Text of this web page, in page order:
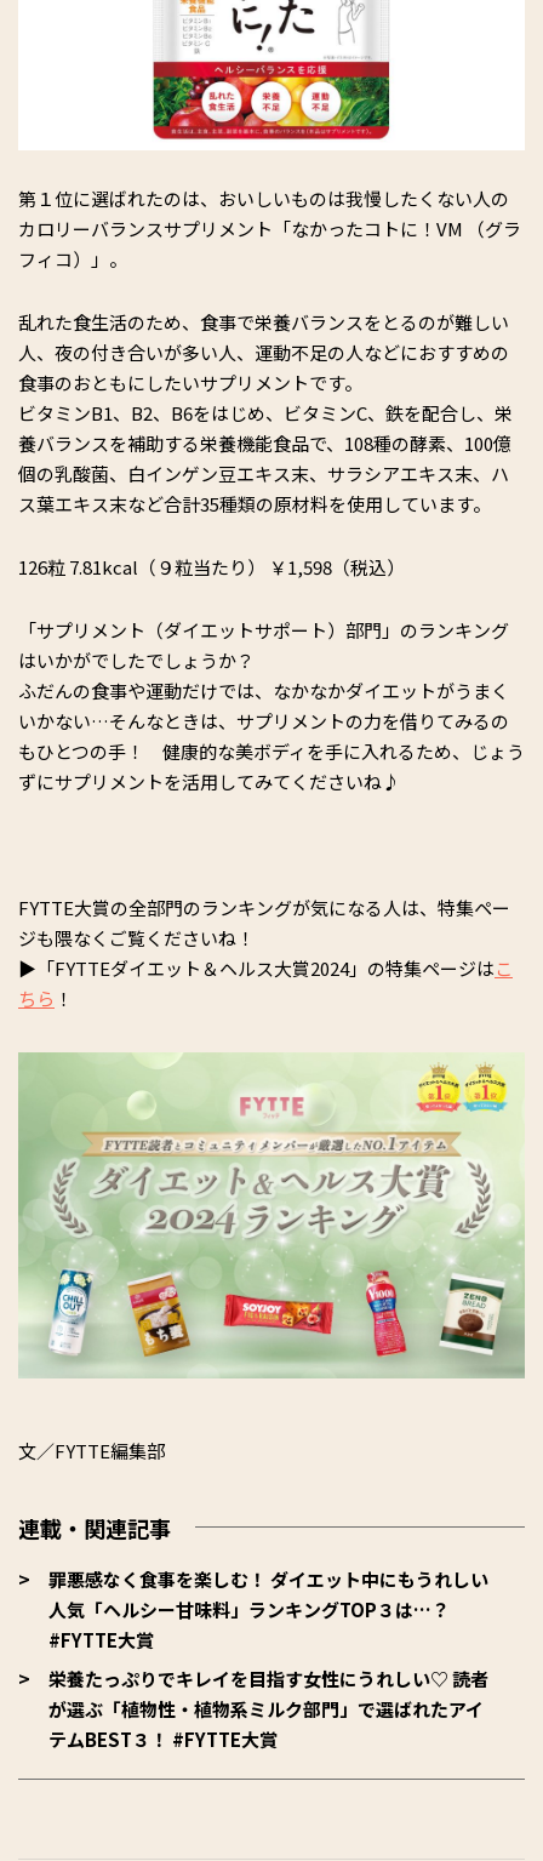
第１位に選ばれたのは、おいしいものは我慢したくない人の
カロリーバランスサプリメント「なかったコトに！VM （グラ
フィコ）」。
乱れた食生活のため、食事で栄養バランスをとるのが難しい
人、夜の付き合いが多い人、運動不足の人などにおすすめの
食事のおともにしたいサプリメントです。
ビタミンB1、B2、B6をはじめ、ビタミンC、鉄を配合し、栄
養バランスを補助する栄養機能食品で、108種の酵素、100億
個の乳酸菌、白インゲン豆エキス末、サラシアエキス末、ハ
ス葉エキス末など合計35種類の原材料を使用しています。
126粒 7.81kcal（９粒当たり） ￥1,598（税込）
「サプリメント（ダイエットサポート）部門」のランキング
はいかがでしたでしょうか？
ふだんの食事や運動だけでは、なかなかダイエットがうまく
いかない…そんなときは、サプリメントの力を借りてみるの
もひとつの手！ 健康的な美ボディを手に入れるため、じょう
ずにサプリメントを活用してみてくださいね♪
FYTTE大賞の全部門のランキングが気になる人は、特集ペー
ジも隈なくご覧くださいね！
▶「FYTTEダイエット＆ヘルス大賞2024」の特集ページはこ
ちら ！
文／FYTTE編集部
連載・関連記事
罪悪感なく食事を楽しむ！ ダイエット中にもうれしい
人気「ヘルシー甘味料」ランキングTOP３は…？
#FYTTE大賞
栄養たっぷりでキレイを目指す女性にうれしい♡ 読者
が選ぶ「植物性・植物系ミルク部門」で選ばれたアイ
テムBEST３！ #FYTTE大賞